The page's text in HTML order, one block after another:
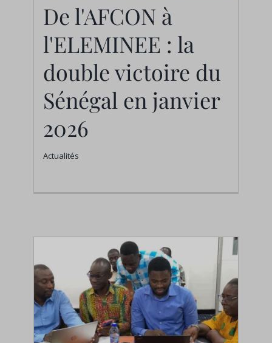
De l'AFCON à
l'ELEMINEE : la double
victoire du Sénégal en
janvier 2026
De l'AFCON à
l'ELEMINEE : la
double victoire du
Sénégal en janvier
2026
Actualités